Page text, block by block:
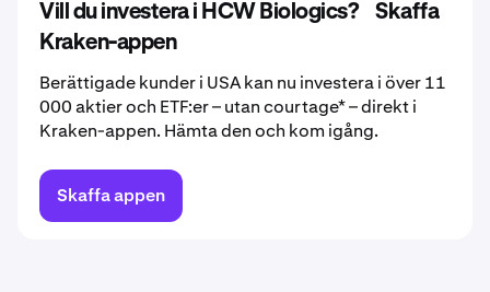
Vill du investera i HCW Biologics? Skaffa
Kraken-appen
Berättigade kunder i USA kan nu investera i över 11
000 aktier och ETF:er – utan courtage* – direkt i
Kraken-appen. Hämta den och kom igång.
Skaffa appen